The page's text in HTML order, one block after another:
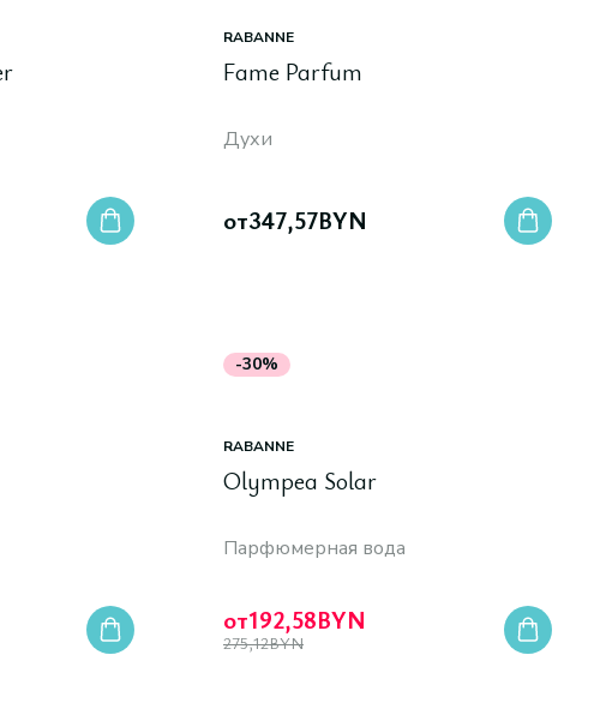
RABANNE
Fame Parfum
Духи
от347,57BYN
-30%
RABANNE
Olympea Solar
Парфюмерная вода
от192,58BYN
275,12BYN